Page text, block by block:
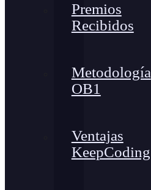
Premios
Recibidos
Metodología
OB1
Ventajas
KeepCoding